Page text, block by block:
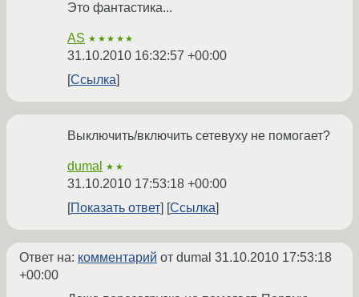
Это фантастика...
AS ★★★★★
31.10.2010 16:32:57 +00:00
Ссылка
Выключить/включить сетевуху не помогает?
dumal ★★
31.10.2010 17:53:18 +00:00
Показать ответ
Ссылка
Ответ на: комментарий от dumal 31.10.2010 17:53:18
+00:00